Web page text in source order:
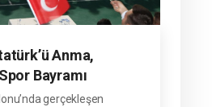
Anma,
Bayramı
kutlandı
gerçekleşen